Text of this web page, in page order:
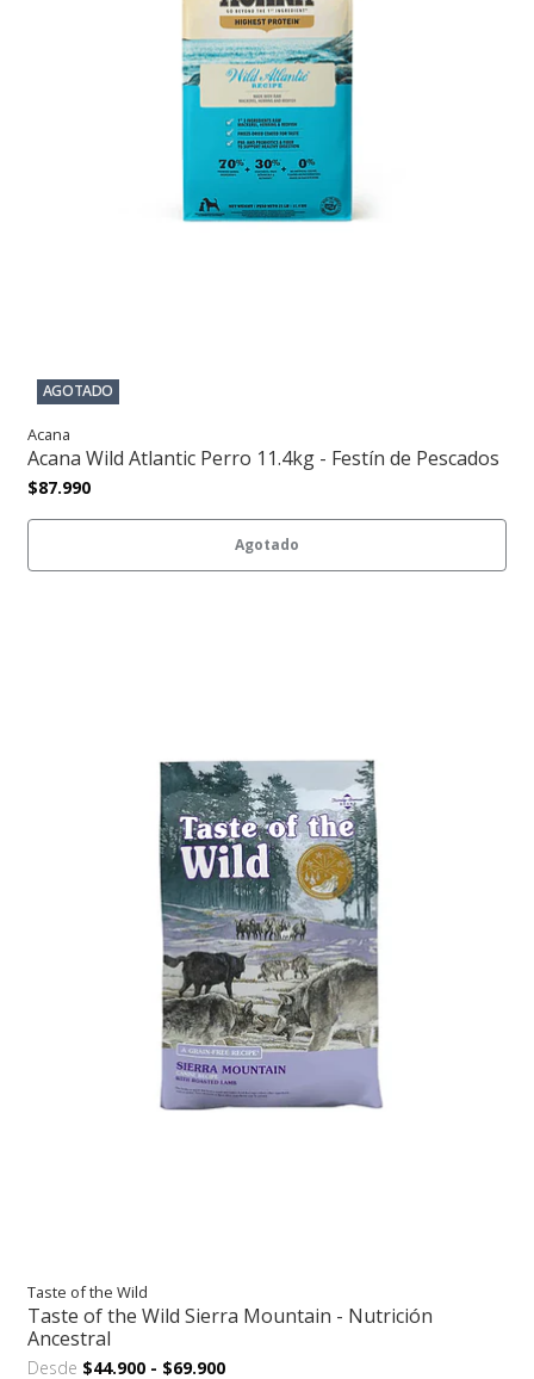
AGOTADO
Acana
Acana Wild Atlantic Perro 11.4kg - Festín de Pescados
$87.990
Agotado
Taste of the Wild
Taste of the Wild Sierra Mountain - Nutrición
Ancestral
Desde $44.900 - $69.900